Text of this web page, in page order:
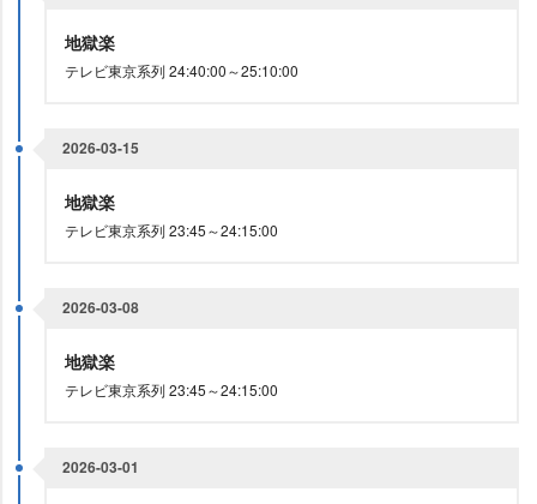
地獄楽
テレビ東京系列 24:40:00～25:10:00
2026-03-15
地獄楽
テレビ東京系列 23:45～24:15:00
2026-03-08
地獄楽
テレビ東京系列 23:45～24:15:00
2026-03-01